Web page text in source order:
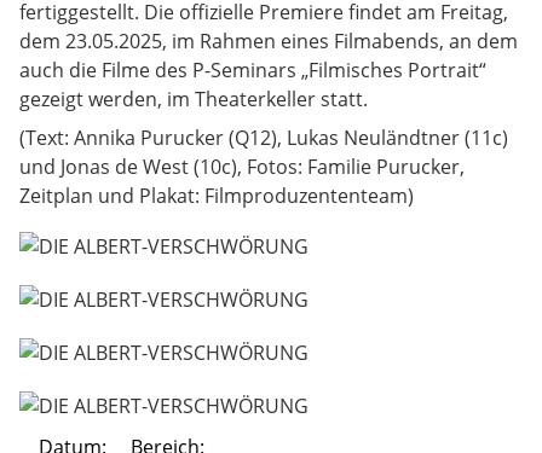
fertiggestellt. Die offizielle Premiere findet am Freitag,
dem 23.05.2025, im Rahmen eines Filmabends, an dem
auch die Filme des P-Seminars „Filmisches Portrait“
gezeigt werden, im Theaterkeller statt.
(Text: Annika Purucker (Q12), Lukas Neuländtner (11c)
und Jonas de West (10c), Fotos: Familie Purucker,
Zeitplan und Plakat: Filmproduzententeam)
Datum: Bereich: